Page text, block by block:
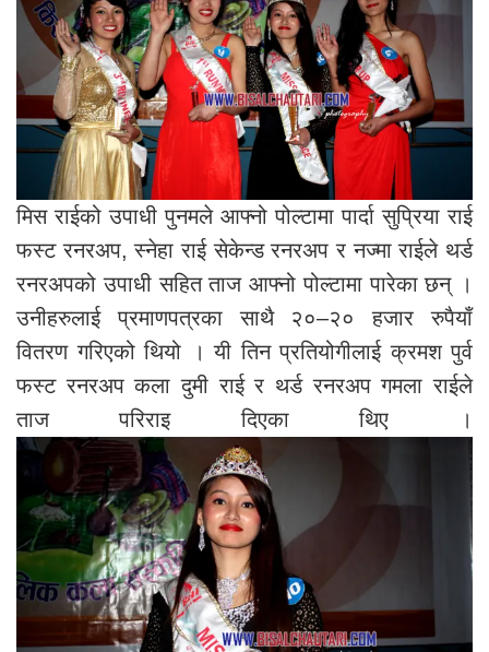
मिस राईको उपाधी पुनमले आफ्नो पोल्टामा पार्दा सुप्रिया राई
फस्ट रनरअप, स्नेहा राई सेकेन्ड रनरअप र नज्मा राईले थर्ड
रनरअपको उपाधी सहित ताज आफ्नो पोल्टामा पारेका छन् ।
उनीहरुलाई प्रमाणपत्रका साथै २०–२० हजार रुपैयाँ
वितरण गरिएको थियो । यी तिन प्रतियोगीलाई क्रमश पुर्व
फस्ट रनरअप कला दुमी राई र थर्ड रनरअप गमला राईले
ताज परिराइ दिएका थिए ।